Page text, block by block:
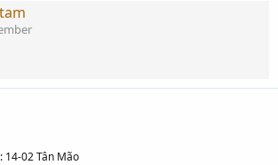
: 14-02 Tân Mão